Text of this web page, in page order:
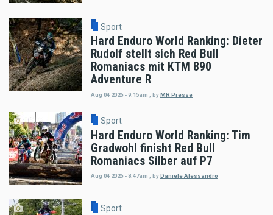
Sport
Hard Enduro World Ranking: Dieter
Rudolf stellt sich Red Bull
Romaniacs mit KTM 890
Adventure R
Aug 04 2026 - 9:15am byMR Presse
Sport
Hard Enduro World Ranking: Tim
Gradwohl finisht Red Bull
Romaniacs Silber auf P7
Aug 04 2026 - 8:47am , by Daniele Alessandro
Sport